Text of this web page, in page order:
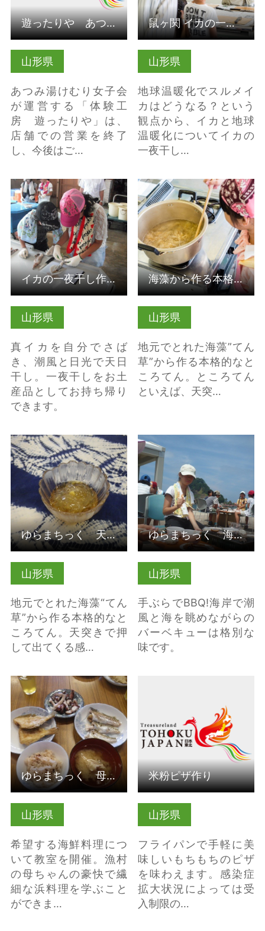
山形県
あつみ湯けむり女子会
が運営する「体験工
房 遊ったりや」は、
店舗での営業を終了
し、今後はご…
遊ったりや あつみかぶ漬け体験（山形県鶴岡市）
山形県
地球温暖化でスルメイ
カはどうなる？という
観点から、イカと地球
温暖化についてイカの
一夜干し…
鼠ヶ関 イカの一夜干し作り体験（山形県鶴岡市）
山形県
真イカを自分でさば
き、潮風と日光で天日
干し。一夜干しをお土
産品としてお持ち帰り
できます。
詳細はこちら
イカの一夜干し作り（山形県鶴岡市）
山形県
地元でとれた海藻”てん
草”から作る本格的なと
ころてん。ところてん
といえば、天突…
詳細はこちら
海藻から作る本格ところてん作り体験（山形県鶴岡市）
山形県
地元でとれた海藻“てん
草”から作る本格的なと
ころてん。天突きで押
して出てくる感…
詳細はこちら
ゆらまちっく 天草ところてん作り（山形県鶴岡市）
山形県
手ぶらでBBQ!海岸で潮
風と海を眺めながらの
バーベキューは格別な
味です。
詳細はこちら
ゆらまちっく 海鮮バーベキュー（山形県鶴岡市）
山形県
希望する海鮮料理につ
いて教室を開催。漁村
の母ちゃんの豪快で繊
細な浜料理を学ぶこと
ができま…
詳細はこちら
ゆらまちっく 母ちゃんの浜料理（山形県鶴岡市）
山形県
フライパンで手軽に美
味しいもちもちのピザ
を味わえます。感染症
拡大状況によっては受
入制限の…
米粉ピザ作り